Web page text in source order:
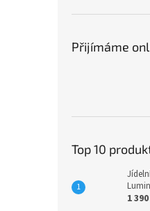
Přijímáme
Top 10
1